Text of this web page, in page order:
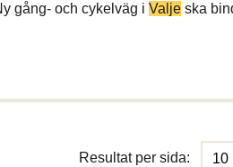
gång- och cykelväg i Valje ska
Resultat per sida: